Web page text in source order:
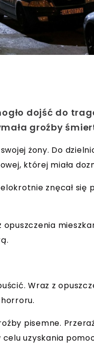
dojść do
groźby
żony. Do
której miała
znęcał się
Wraz z
pisemne.
uzyskania